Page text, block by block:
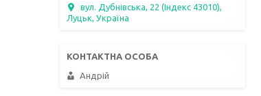
вул. Дубнівська, 22 (Індекс 43010),
Луцьк, Україна
Андрій